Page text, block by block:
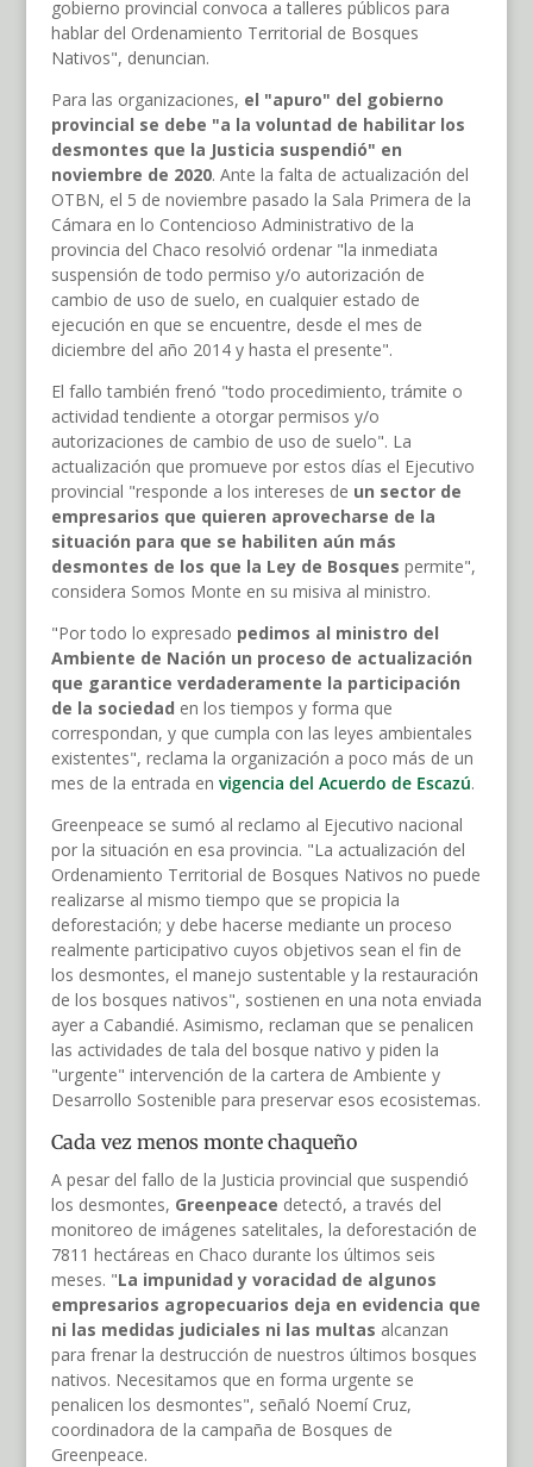
gobierno provincial convoca a talleres públicos para
hablar del Ordenamiento Territorial de Bosques
Nativos", denuncian.
Para las organizaciones, el "apuro" del gobierno
provincial se debe "a la voluntad de habilitar los
desmontes que la Justicia suspendió" en
noviembre de 2020. Ante la falta de actualización del
OTBN, el 5 de noviembre pasado la Sala Primera de la
Cámara en lo Contencioso Administrativo de la
provincia del Chaco resolvió ordenar "la inmediata
suspensión de todo permiso y/o autorización de
cambio de uso de suelo, en cualquier estado de
ejecución en que se encuentre, desde el mes de
diciembre del año 2014 y hasta el presente".
El fallo también frenó "todo procedimiento, trámite o
actividad tendiente a otorgar permisos y/o
autorizaciones de cambio de uso de suelo". La
actualización que promueve por estos días el Ejecutivo
provincial "responde a los intereses de un sector de
empresarios que quieren aprovecharse de la
situación para que se habiliten aún más
desmontes de los que la Ley de Bosques permite",
considera Somos Monte en su misiva al ministro.
"Por todo lo expresado pedimos al ministro del
Ambiente de Nación un proceso de actualización
que garantice verdaderamente la participación
de la sociedad en los tiempos y forma que
correspondan, y que cumpla con las leyes ambientales
existentes", reclama la organización a poco más de un
mes de la entrada en vigencia del Acuerdo de Escazú.
Greenpeace se sumó al reclamo al Ejecutivo nacional
por la situación en esa provincia. "La actualización del
Ordenamiento Territorial de Bosques Nativos no puede
realizarse al mismo tiempo que se propicia la
deforestación; y debe hacerse mediante un proceso
realmente participativo cuyos objetivos sean el fin de
los desmontes, el manejo sustentable y la restauración
de los bosques nativos", sostienen en una nota enviada
ayer a Cabandié. Asimismo, reclaman que se penalicen
las actividades de tala del bosque nativo y piden la
"urgente" intervención de la cartera de Ambiente y
Desarrollo Sostenible para preservar esos ecosistemas.
Cada vez menos monte chaqueño
A pesar del fallo de la Justicia provincial que suspendió
los desmontes, Greenpeace detectó, a través del
monitoreo de imágenes satelitales, la deforestación de
7811 hectáreas en Chaco durante los últimos seis
meses. "La impunidad y voracidad de algunos
empresarios agropecuarios deja en evidencia que
ni las medidas judiciales ni las multas alcanzan
para frenar la destrucción de nuestros últimos bosques
nativos. Necesitamos que en forma urgente se
penalicen los desmontes", señaló Noemí Cruz,
coordinadora de la campaña de Bosques de
Greenpeace.